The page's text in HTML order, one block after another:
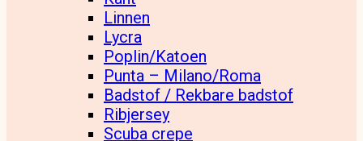
Linnen
Lycra
Poplin/Katoen
Punta – Milano/Roma
Badstof / Rekbare badstof
Ribjersey
Scuba crepe